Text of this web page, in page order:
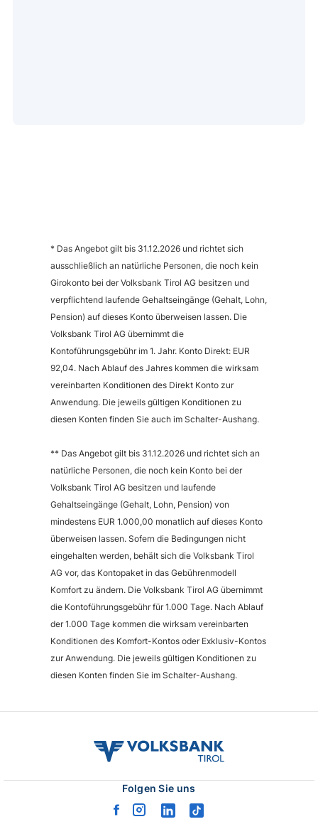
* Das Angebot gilt bis 31.12.2026 und richtet sich
ausschließlich an natürliche Personen, die noch kein
Girokonto bei der Volksbank Tirol AG besitzen und
verpflichtend laufende Gehaltseingänge (Gehalt, Lohn,
Pension) auf dieses Konto überweisen lassen. Die
Volksbank Tirol AG übernimmt die
Kontoführungsgebühr im 1. Jahr. Konto Direkt: EUR
92,04. Nach Ablauf des Jahres kommen die wirksam
vereinbarten Konditionen des Direkt Konto zur
Anwendung. Die jeweils gültigen Konditionen zu
diesen Konten finden Sie auch im Schalter-Aushang.
** Das Angebot gilt bis 31.12.2026 und richtet sich an
natürliche Personen, die noch kein Konto bei der
Volksbank Tirol AG besitzen und laufende
Gehaltseingänge (Gehalt, Lohn, Pension) von
mindestens EUR 1.000,00 monatlich auf dieses Konto
überweisen lassen. Sofern die Bedingungen nicht
eingehalten werden, behält sich die Volksbank Tirol
AG vor, das Kontopaket in das Gebührenmodell
Komfort zu ändern. Die Volksbank Tirol AG übernimmt
die Kontoführungsgebühr für 1.000 Tage. Nach Ablauf
der 1.000 Tage kommen die wirksam vereinbarten
Konditionen des Komfort-Kontos oder Exklusiv-Kontos
zur Anwendung. Die jeweils gültigen Konditionen zu
diesen Konten finden Sie im Schalter-Aushang.
volksbank
Folgen Sie uns
facebook
instagram
linkedintiktok